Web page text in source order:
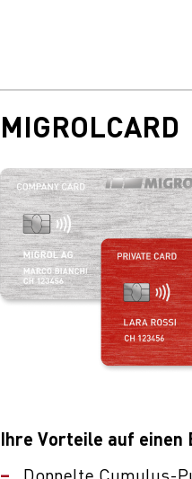
MIGROLCARD
Ihre Vorteile auf einen
Doppelte Cumulus-